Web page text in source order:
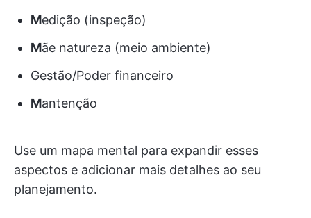
Medição (inspeção)
Mãe natureza (meio ambiente)
Gestão/Poder financeiro
Mantenção
Use um mapa mental para expandir esses
aspectos e adicionar mais detalhes ao seu
planejamento.